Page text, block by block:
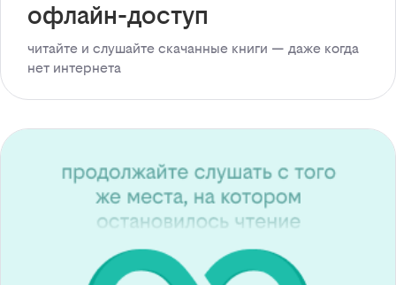
офлайн-доступ
читайте и слушайте скачанные книги — даже когда
нет интернета